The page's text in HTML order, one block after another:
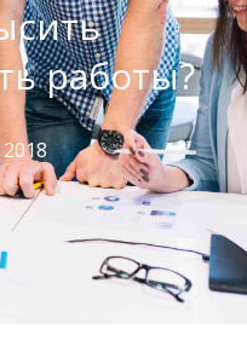
работы?